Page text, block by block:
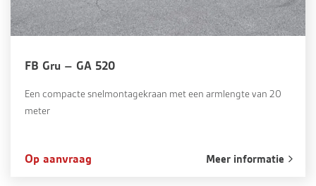
FB Gru – GA 520
Een compacte snelmontagekraan met een armlengte van 20
meter
Op aanvraag Meer informatie